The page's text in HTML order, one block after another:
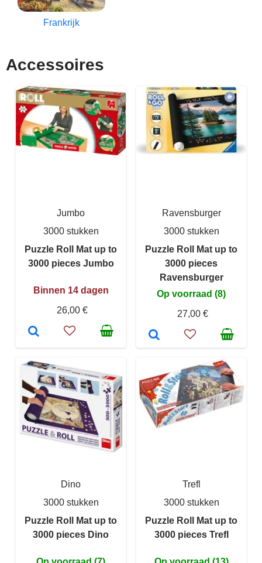
Frankrijk
Accessoires
Jumbo
3000 stukken
Puzzle Roll Mat up to
3000 pieces Jumbo
Binnen 14 dagen
26,00 €
Ravensburger
3000 stukken
Puzzle Roll Mat up to
3000 pieces
Ravensburger
Op voorraad (8)
27,00 €
Dino
3000 stukken
Puzzle Roll Mat up to
3000 pieces Dino
Trefl
3000 stukken
Puzzle Roll Mat up to
3000 pieces Trefl